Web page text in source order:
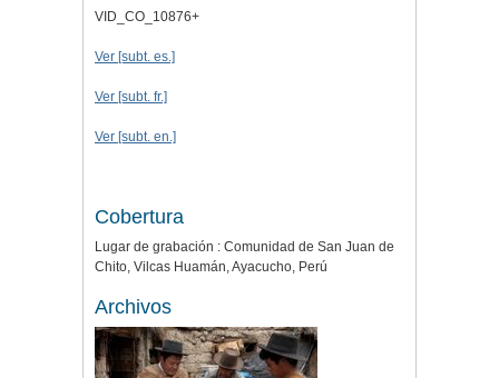
VID_CO_10876+
Ver [subt. es.]
Ver [subt. fr.]
Ver [subt. en.]
Cobertura
Lugar de grabación : Comunidad de San Juan de
Chito, Vilcas Huamán, Ayacucho, Perú
Archivos